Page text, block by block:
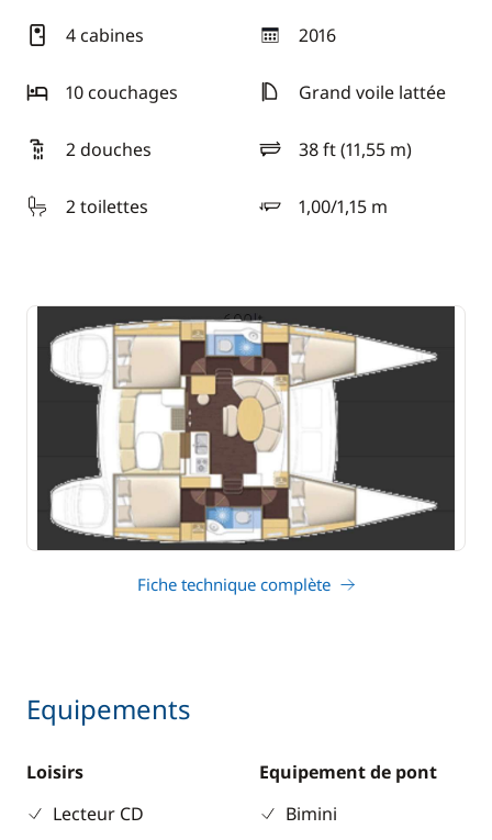
4 cabines 2016
année
10 couchages
Grand voile lattée
2 douches 38 ft (11,55 m)
longueur
2 toilettes
1,00/1,15 m
tirant d'eau
Fiche technique complète
Equipements
Loisirs
Lecteur CD
Equipement de pont
Bimini